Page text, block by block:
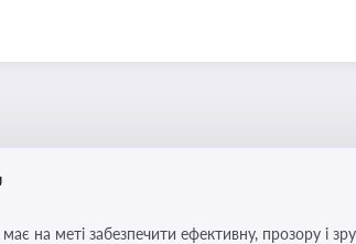
на меті забезпечити ефективну, прозору і